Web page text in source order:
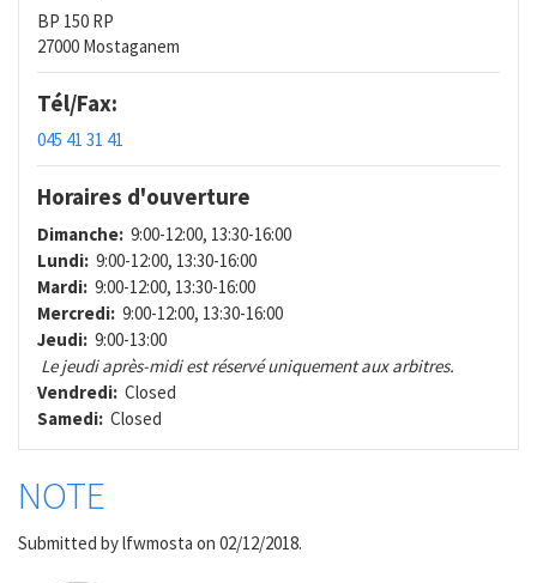
BP 150 RP
27000 Mostaganem
Tél/Fax:
045 41 31 41
Horaires d'ouverture
Dimanche: 9:00-12:00, 13:30-16:00
Lundi: 9:00-12:00, 13:30-16:00
Mardi: 9:00-12:00, 13:30-16:00
Mercredi: 9:00-12:00, 13:30-16:00
Jeudi: 9:00-13:00
Le jeudi après-midi est réservé uniquement aux arbitres.
Vendredi: Closed
Samedi: Closed
NOTE
Submitted bylfwmosta on 02/12/2018.